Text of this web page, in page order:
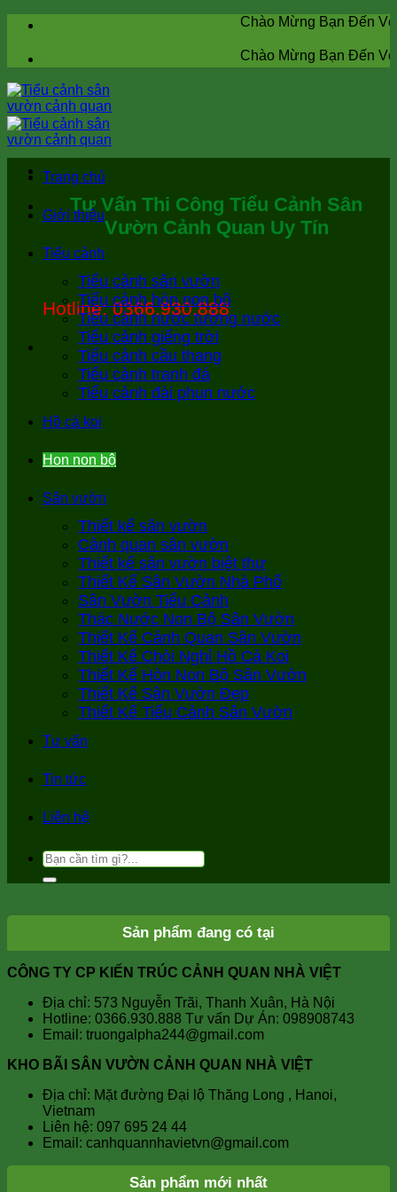
Skip
Chào Mừng Bạn Đến Với
Chào Mừng Bạn Đến Với
Tư Vấn Thi Công Tiểu Cảnh Sân
Vườn Cảnh Quan Uy Tín
Hotline: 0366.930.888
Trang chủ
Giới thiệu
Tiểu cảnh
Tiểu cảnh sân vườn
Tiểu cảnh hòn non bộ
Tiểu cảnh nước tường nước
Tiểu cảnh giếng trời
Tiểu cảnh cầu thang
Tiểu cảnh tranh đá
Tiểu cảnh đài phun nước
Hồ cá koi
Hon non bộ
Sân vườn
Thiết kế sân vườn
Cảnh quan sân vườn
Thiết kế sân vườn biệt thự
Thiết Kế Sân Vườn Nhà Phố
Sân Vườn Tiểu Cảnh
Thác Nước Non Bộ Sân Vườn
Thiết Kế Cảnh Quan Sân Vườn
Thiết Kế Chòi Nghỉ Hồ Cá Koi
Thiết Kế Hòn Non Bộ Sân Vườn
Thiết Kế Sân Vườn Đẹp
Thiết Kế Tiểu Cảnh Sân Vườn
Tư vấn
Tin tức
Liên hệ
Tìm
Sản phẩm đang có tại
CÔNG TY CP KIẾN TRÚC CẢNH QUAN NHÀ VIỆT
Địa chỉ: 573 Nguyễn Trãi, Thanh Xuân, Hà Nội
Hotline: 0366.930.888 Tư vấn Dự Án: 098908743
Email: truongalpha244@gmail.com
KHO BÃI SÂN VƯỜN CẢNH QUAN NHÀ VIỆT
Địa chỉ: Mặt đường Đại lộ Thăng Long , Hanoi,
Vietnam
Liên hệ: 097 695 24 44
Email: canhquannhavietvn@gmail.com
Sản phẩm mới nhất